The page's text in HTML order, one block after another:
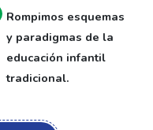
Rompimos esquemas
y paradigmas de la
educación infantil
tradicional.